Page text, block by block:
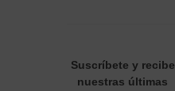
Suscríbete y recibe
nuestras últimas